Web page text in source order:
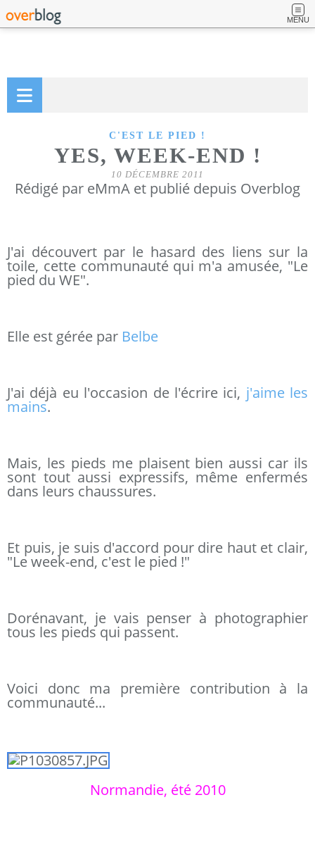
MENU
C'EST LE PIED !
YES, WEEK-END !
10 DÉCEMBRE 2011
Rédigé par eMmA et publié depuis Overblog
J'ai découvert par le hasard des liens sur la
toile, cette communauté qui m'a amusée, "Le
pied du WE".
Elle est gérée par Belbe
J'ai déjà eu l'occasion de l'écrire ici, j'aime les
mains.
Mais, les pieds me plaisent bien aussi car ils
sont tout aussi expressifs, même enfermés
dans leurs chaussures.
Et puis, je suis d'accord pour dire haut et clair,
"Le week-end, c'est le pied !"
Dorénavant, je vais penser à photographier
tous les pieds qui passent.
Voici donc ma première contribution à la
communauté...
Normandie, été 2010